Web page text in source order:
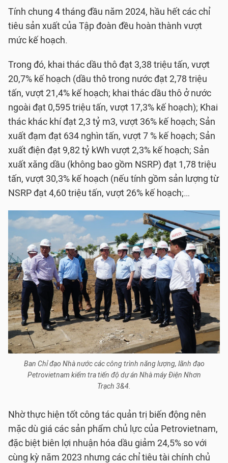
Tính chung 4 tháng đầu năm 2024, hầu hết các chỉ
tiêu sản xuất của Tập đoàn đều hoàn thành vượt
mức kế hoạch.
Trong đó, khai thác dầu thô đạt 3,38 triệu tấn, vượt
20,7% kế hoạch (dầu thô trong nước đạt 2,78 triệu
tấn, vượt 21,4% kế hoạch; khai thác dầu thô ở nước
ngoài đạt 0,595 triệu tấn, vượt 17,3% kế hoạch); Khai
thác khác khí đạt 2,3 tỷ m3, vượt 36% kế hoạch; Sản
xuất đạm đạt 634 nghìn tấn, vượt 7 % kế hoạch; Sản
xuất điện đạt 9,82 tỷ kWh vượt 2,3% kế hoạch; Sản
xuất xăng dầu (không bao gồm NSRP) đạt 1,78 triệu
tấn, vượt 30,3% kế hoạch (nếu tính gồm sản lượng từ
NSRP đạt 4,60 triệu tấn, vượt 26% kế hoạch;…
Ban Chỉ đạo Nhà nước các công trình năng lượng, lãnh đạo
Petrovietnam kiểm tra tiến độ dự án Nhà máy Điện Nhơn
Trạch 3&4.
Nhờ thực hiện tốt công tác quản trị biến động nên
mặc dù giá các sản phẩm chủ lực của Petrovietnam,
đặc biệt biên lợi nhuận hóa dầu giảm 24,5% so với
cùng kỳ năm 2023 nhưng các chỉ tiêu tài chính chủ